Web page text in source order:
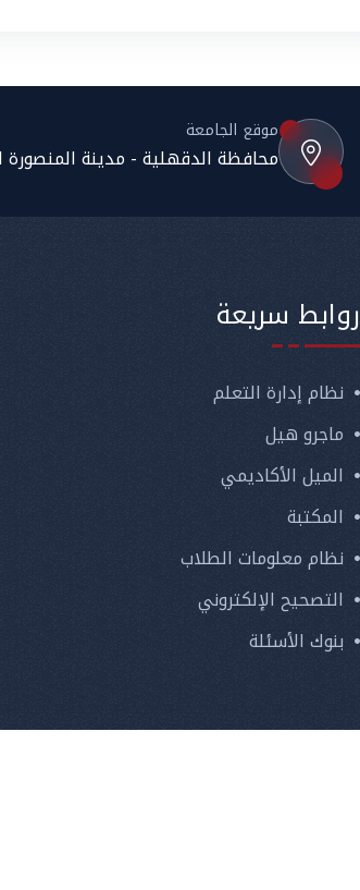
موقع الجامعة
محافظة الدقهلية - مدينة المنصورة
روابط سريعة
نظام إدارة التعلم
ماجرو هيل
الميل الأكاديمي
المكتبة
نظام معلومات الطلاب
التصحيح الإلكتروني
بنوك الأسئلة